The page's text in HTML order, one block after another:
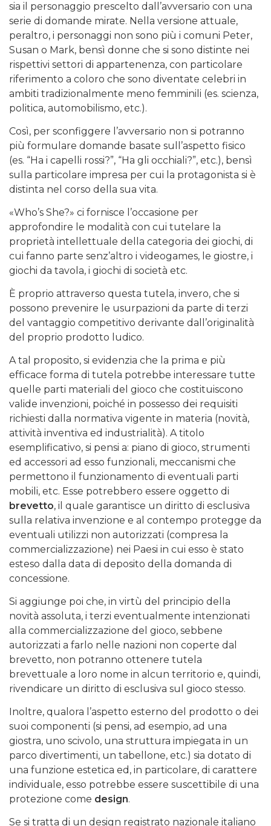
sia il personaggio prescelto dall’avversario con una
serie di domande mirate. Nella versione attuale,
peraltro, i personaggi non sono più i comuni Peter,
Susan o Mark, bensì donne che si sono distinte nei
rispettivi settori di appartenenza, con particolare
riferimento a coloro che sono diventate celebri in
ambiti tradizionalmente meno femminili (es. scienza,
politica, automobilismo, etc.).
Così, per sconfiggere l’avversario non si potranno
più formulare domande basate sull’aspetto fisico
(es. “Ha i capelli rossi?”, “Ha gli occhiali?”, etc.), bensì
sulla particolare impresa per cui la protagonista si è
distinta nel corso della sua vita.
«Who’s She?» ci fornisce l’occasione per
approfondire le modalità con cui tutelare la
proprietà intellettuale della categoria dei giochi, di
cui fanno parte senz’altro i videogames, le giostre, i
giochi da tavola, i giochi di società etc.
È proprio attraverso questa tutela, invero, che si
possono prevenire le usurpazioni da parte di terzi
del vantaggio competitivo derivante dall’originalità
del proprio prodotto ludico.
A tal proposito, si evidenzia che la prima e più
efficace forma di tutela potrebbe interessare tutte
quelle parti materiali del gioco che costituiscono
valide invenzioni, poiché in possesso dei requisiti
richiesti dalla normativa vigente in materia (novità,
attività inventiva ed industrialità). A titolo
esemplificativo, si pensi a: piano di gioco, strumenti
ed accessori ad esso funzionali, meccanismi che
permettono il funzionamento di eventuali parti
mobili, etc. Esse potrebbero essere oggetto di
brevetto, il quale garantisce un diritto di esclusiva
sulla relativa invenzione e al contempo protegge da
eventuali utilizzi non autorizzati (compresa la
commercializzazione) nei Paesi in cui esso è stato
esteso dalla data di deposito della domanda di
concessione.
Si aggiunge poi che, in virtù del principio della
novità assoluta, i terzi eventualmente intenzionati
alla commercializzazione del gioco, sebbene
autorizzati a farlo nelle nazioni non coperte dal
brevetto, non potranno ottenere tutela
brevettuale a loro nome in alcun territorio e, quindi,
rivendicare un diritto di esclusiva sul gioco stesso.
Inoltre, qualora l’aspetto esterno del prodotto o dei
suoi componenti (si pensi, ad esempio, ad una
giostra, uno scivolo, una struttura impiegata in un
parco divertimenti, un tabellone, etc.) sia dotato di
una funzione estetica ed, in particolare, di carattere
individuale, esso potrebbe essere suscettibile di una
protezione come design.
Se si tratta di un design registrato nazionale italiano